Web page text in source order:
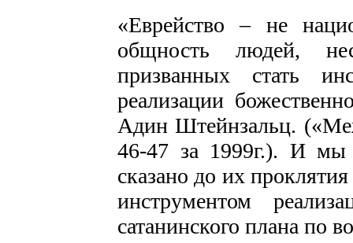
«Еврейство – не
общность людей,
призванных стать
реализации
Адин Штейнзальц.
46-47 за 1999г.). И
сказано до их
инструментом
сатанинского плана по